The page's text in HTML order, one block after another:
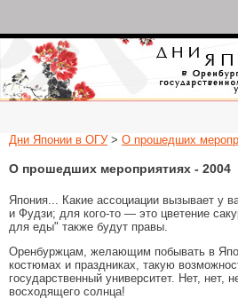
Дни Японии в
университете
Дни Японии в ОГУ> О прошедших
О прошедших мероприятиях - 2004
Япония... Какие ассоциации вызывает у
и Фудзи; для кого-то — это цветение
для еды" также будут правы.
Оренбуржцам, желающим побывать в
костюмах и праздниках, такую
государственный университет. Нет, нет,
восходящего солнца!